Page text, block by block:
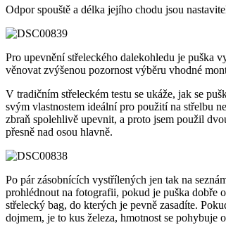
Odpor spouště a délka jejího chodu jsou
Pro upevnění střeleckého dalekohledu je puška
věnovat zvýšenou pozornost výběru vhodné
V tradičním střeleckém testu se ukáže, jak se
svým vlastnostem ideální pro použití na střelbu
zbraň spolehlivě upevnit, a proto jsem použil
přesně nad osou hlavně.
Po pár zásobnících vystřílených jen tak na
prohlédnout na fotografii, pokud je puška dobře
střelecký bag, do kterých je pevně zasadíte.
dojmem, je to kus železa, hmotnost se